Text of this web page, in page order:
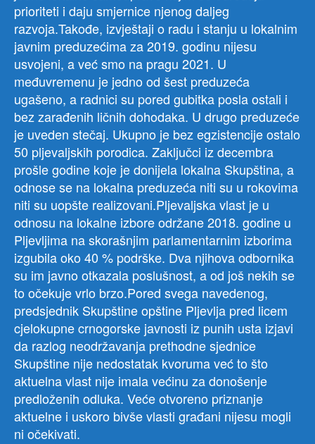
prioriteti i daju smjernice njenog daljeg
razvoja.Takođe, izvještaji o radu i stanju u lokalnim
javnim preduzećima za 2019. godinu nijesu
usvojeni, a već smo na pragu 2021. U
međuvremenu je jedno od šest preduzeća
ugašeno, a radnici su pored gubitka posla ostali i
bez zarađenih ličnih dohodaka. U drugo preduzeće
je uveden stečaj. Ukupno je bez egzistencije ostalo
50 pljevaljskih porodica. Zaključci iz decembra
prošle godine koje je donijela lokalna Skupština, a
odnose se na lokalna preduzeća niti su u rokovima
niti su uopšte realizovani.Pljevaljska vlast je u
odnosu na lokalne izbore održane 2018. godine u
Pljevljima na skorašnjim parlamentarnim izborima
izgubila oko 40 % podrške. Dva njihova odbornika
su im javno otkazala poslušnost, a od još nekih se
to očekuje vrlo brzo.Pored svega navedenog,
predsjednik Skupštine opštine Pljevlja pred licem
cjelokupne crnogorske javnosti iz punih usta izjavi
da razlog neodržavanja prethodne sjednice
Skupštine nije nedostatak kvoruma već to što
aktuelna vlast nije imala većinu za donošenje
predloženih odluka. Veće otvoreno priznanje
aktuelne i uskoro bivše vlasti građani nijesu mogli
ni očekivati.